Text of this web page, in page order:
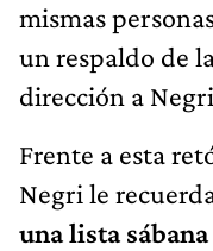
mismas
un respaldo de
dirección a
Frente a esta
Negri le
una lista sábana